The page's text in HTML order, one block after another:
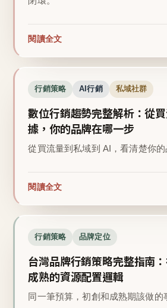
閱讀全文
行銷策略 AI行銷 私域社群
數位行銷趨勢完整解析：從
據，你的品牌在哪一步
從買流量到私域到 AI，看清楚你的
閱讀全文
行銷策略 品牌定位
台灣品牌行銷策略完整指南
成熟的資源配置邏輯
同一筆預算，初創和成熟期該做的